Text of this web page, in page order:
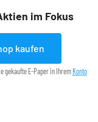
im Fokus
kaufen
gekaufte E-Paper in Ihrem Konto